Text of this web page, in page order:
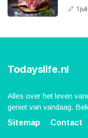
1
Todayslife.nl
Alles over het leven
geniet van vandaag.
Sitemap
Contact